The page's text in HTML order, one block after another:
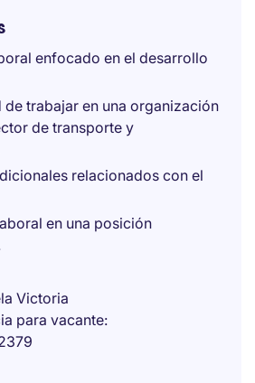
enfocado en el desarrollo
de trabajar en una organización
de transporte y
relacionados con el
en una posición
Victoria
para vacante